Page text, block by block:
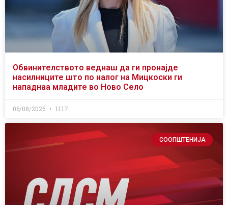
Обвинителството веднаш да ги пронајде
насилниците што по налог на Мицкоски ги
нападнаа младите во Ново Село
06/08/2026 11:17
СООПШТЕНИЈА